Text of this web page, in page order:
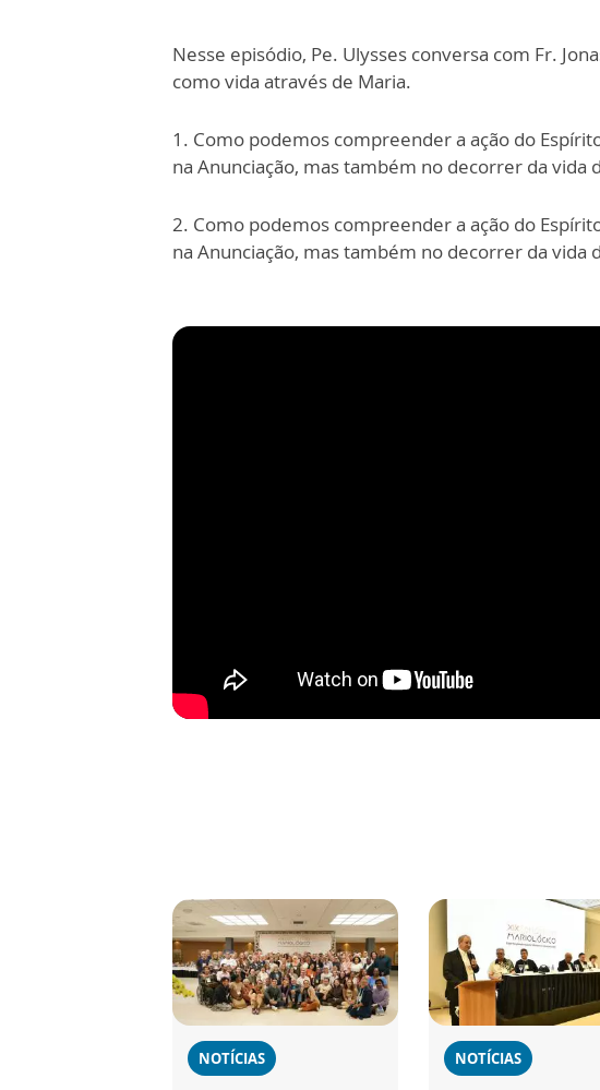
Nesse episódio, Pe. Ulysses conversa com Fr.
como vida através de Maria.
1. Como podemos compreender a ação do
na Anunciação, mas também no decorrer da vida
2. Como podemos compreender a ação do
na Anunciação, mas também no decorrer da vida
NOTÍCIAS NOTÍCIAS